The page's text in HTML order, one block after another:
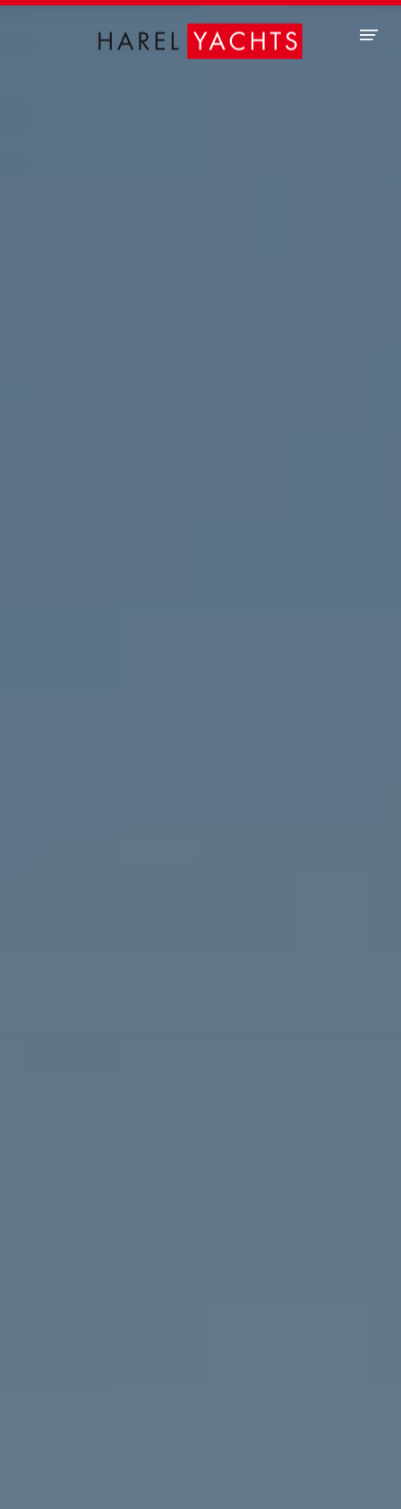
Panneau de gestion des cookies